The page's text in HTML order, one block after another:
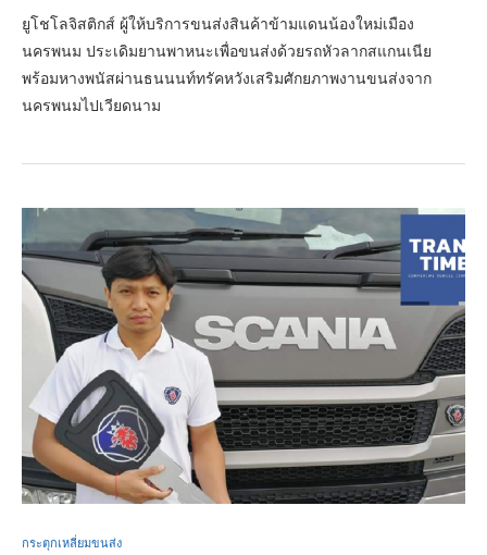
ยูโชโลจิสติกส์ ผู้ให้บริการขนส่งสินค้าข้ามแดนน้องใหม่เมือง
นครพนม ประเดิมยานพาหนะเพื่อขนส่งด้วยรถหัวลากสแกนเนีย
พร้อมหางพนัสผ่านธนนนท์ทรัคหวังเสริมศักยภาพงานขนส่งจาก
นครพนมไปเวียดนาม
กระตุกเหลี่ยมขนส่ง